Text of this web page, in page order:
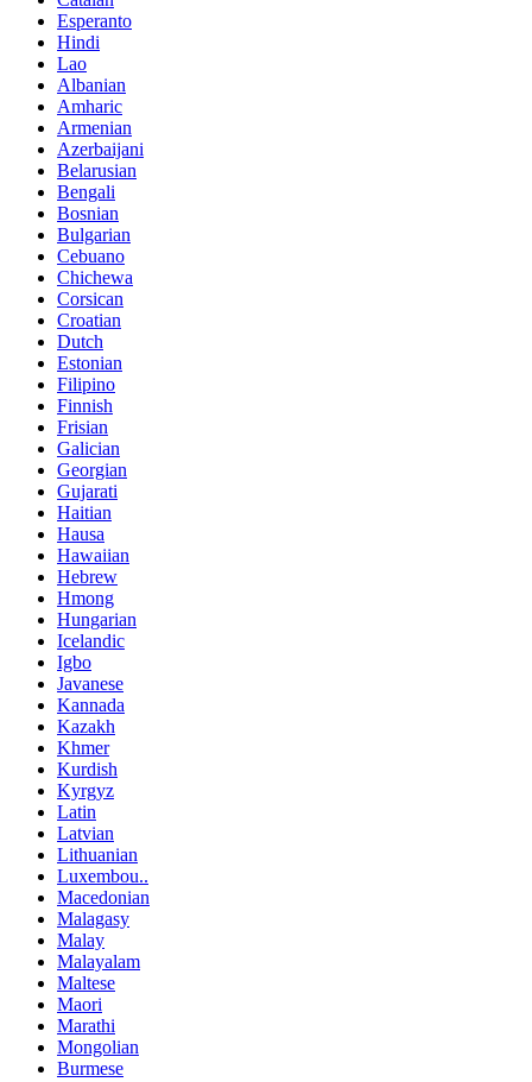
Esperanto
Hindi
Lao
Albanian
Amharic
Armenian
Azerbaijani
Belarusian
Bengali
Bosnian
Bulgarian
Cebuano
Chichewa
Corsican
Croatian
Dutch
Estonian
Filipino
Finnish
Frisian
Galician
Georgian
Gujarati
Haitian
Hausa
Hawaiian
Hebrew
Hmong
Hungarian
Icelandic
Igbo
Javanese
Kannada
Kazakh
Khmer
Kurdish
Kyrgyz
Latin
Latvian
Lithuanian
Luxembou..
Macedonian
Malagasy
Malay
Malayalam
Maltese
Maori
Marathi
Mongolian
Burmese